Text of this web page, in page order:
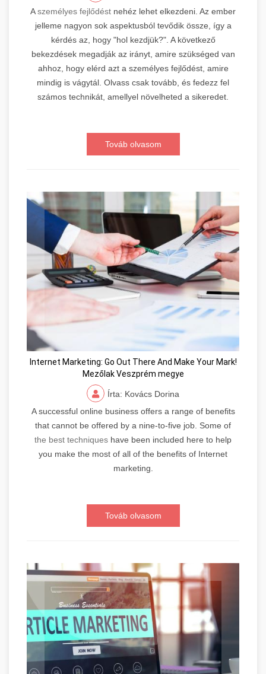
Aszemélyes fejlődést nehéz lehet elkezdeni. Az ember
jelleme nagyon sok aspektusból tevődik össze, így a
kérdés az, hogy "hol kezdjük?". A következő
bekezdések megadják az irányt, amire szükséged van
ahhoz, hogy elérd azt a személyes fejlődést, amire
mindig is vágytál. Olvass csak tovább, és fedezz fel
számos technikát, amellyel növelheted a sikeredet.
Továb olvasom
Internet Marketing: Go Out There And Make Your Mark!
Mezőlak Veszprém megye
Írta: Kovács Dorina
A successful online business offers a range of benefits
that cannot be offered by a nine-to-five job. Some of
the best techniques have been included here to help
you make the most of all of the benefits of Internet
marketing.
Továb olvasom